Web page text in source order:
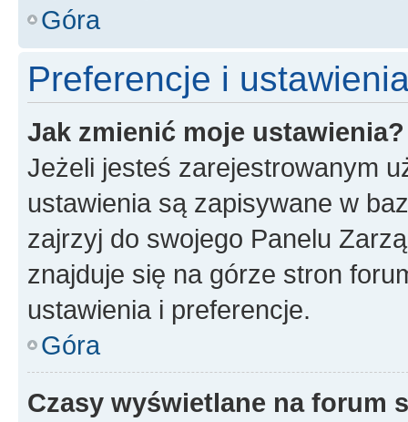
Góra
Preferencje i
Jak zmienić moje ustawienia?
Jeżeli jesteś zarejestrowanym
ustawienia są zapisywane w
zajrzyj do swojego Panelu
znajduje się na górze stron
ustawienia i preferencje.
Góra
Czasy wyświetlane na forum